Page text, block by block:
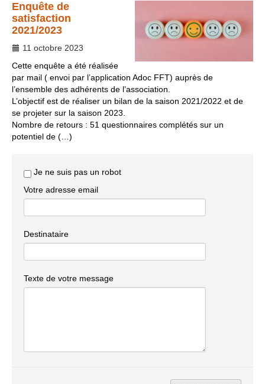
Partenaires
Actualités
Enquête de
satisfaction
2021/2023
11 octobre 2023
Cette enquête a été réalisée
par mail ( envoi par l’application Adoc FFT) auprès de
l’ensemble des adhérents de l’association.
L’objectif est de réaliser un bilan de la saison 2021/2022 et de
se projeter sur la saison 2023.
Nombre de retours : 51 questionnaires complétés sur un
potentiel de (…)
Je ne suis pas un robot
Votre adresse email
Destinataire
Texte de votre message